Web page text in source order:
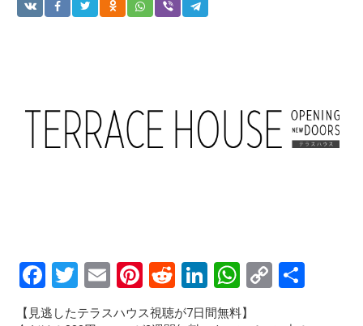
F
a
T
wi
E
m
Pi
nt
R
e
Li
n
W
h
C
【見逃したテラスハウス視聴が7日間無料】